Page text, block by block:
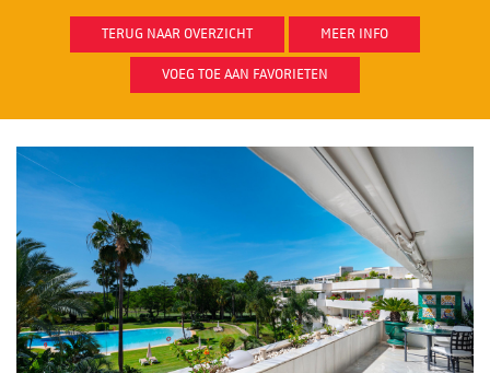
TERUG NAAR OVERZICHT MEER INFO
VOEG TOE AAN FAVORIETEN